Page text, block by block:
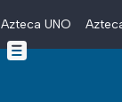
Skip to main
Azteca UNO